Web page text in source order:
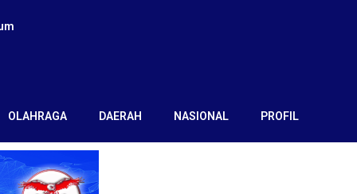
OLAHRAGA DAERAH NASIONAL PROFIL